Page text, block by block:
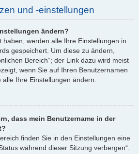
und -einstellungen
ändern?
haben, werden alle Ihre Einstellungen in
gespeichert. Um diese zu ändern,
Bereich“; der Link dazu wird meist
wenn Sie auf Ihren Benutzernamen
alle Ihre Einstellungen ändern.
dass mein Benutzername in der
finden Sie in den Einstellungen eine
während dieser Sitzung verbergen“.